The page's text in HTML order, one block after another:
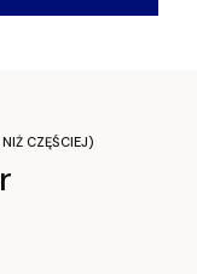
CZĘŚCIEJ)